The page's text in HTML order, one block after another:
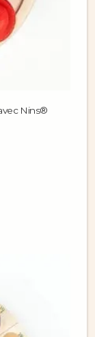
Nins®